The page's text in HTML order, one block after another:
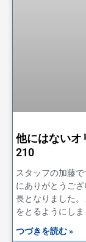
他にはないオ
210
スタッフの加藤
にありがとうご
長となりました
をとるようにし
つづきを読む »